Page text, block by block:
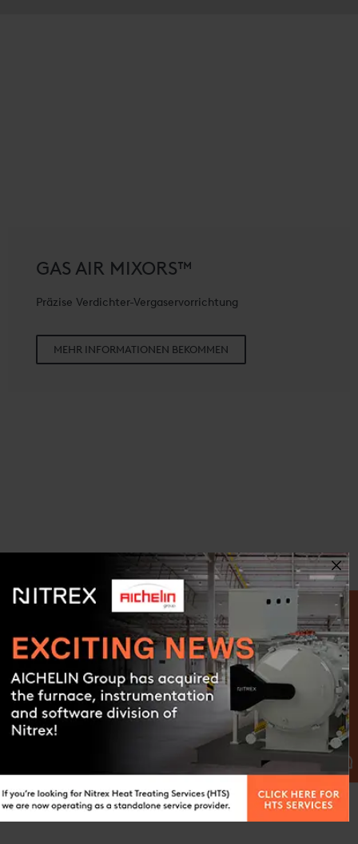
GAS AIR MIXORS™
Präzise Verdichter-Vergaservorrichtung
MEHR INFORMATIONEN BEKOMMEN
GAS MIXING PANELS™
Präzise Verhältnisregelung
MEHR INFORMATIONEN BEKOMMEN Contact us